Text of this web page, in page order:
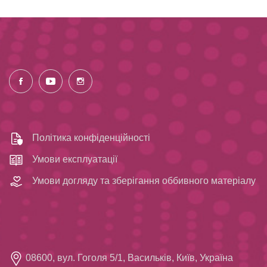
Політика конфіденційності
Умови експлуатації
Умови догляду та зберігання оббивного матеріалу
08600, вул. Гоголя 5/1, Васильків, Київ, Україна